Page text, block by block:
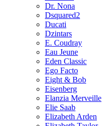
Dr. Nona
Dsquared2
Ducati
Dzintars
E. Coudray
Eau Jeune
Eden Classic
Ego Facto
Eight & Bob
Eisenberg
Elanzia Merveille
Elie Saab
Elizabeth Arden